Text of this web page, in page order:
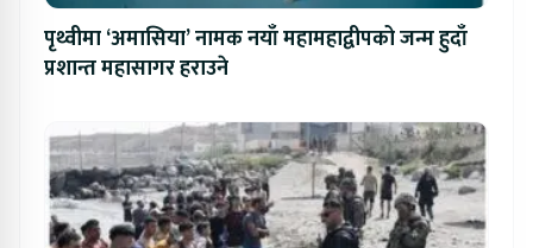
पृथ्वीमा ‘अमासिया’ नामक नयाँ महामहाद्वीपको जन्म हुदाँ
प्रशान्त महासागर हराउने